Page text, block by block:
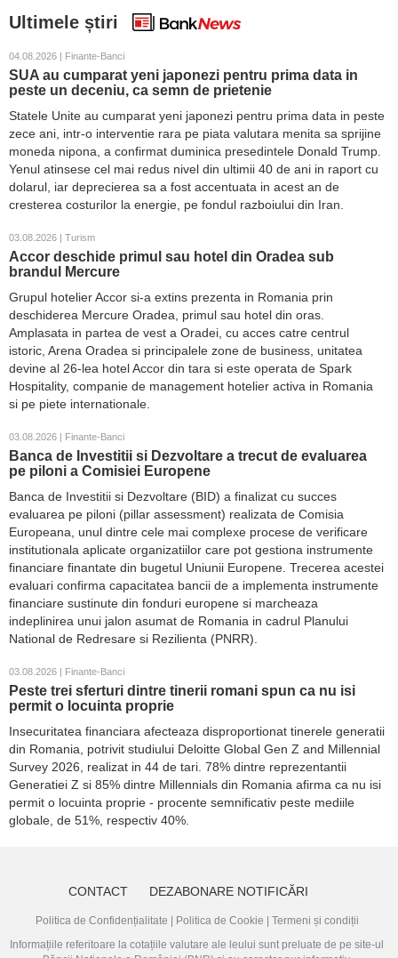
Ultimele știri
04.08.2026 | Finante-Banci
SUA au cumparat yeni japonezi pentru prima data in
peste un deceniu, ca semn de prietenie
Statele Unite au cumparat yeni japonezi pentru prima data in peste
zece ani, intr-o interventie rara pe piata valutara menita sa sprijine
moneda nipona, a confirmat duminica presedintele Donald Trump.
Yenul atinsese cel mai redus nivel din ultimii 40 de ani in raport cu
dolarul, iar deprecierea sa a fost accentuata in acest an de
cresterea costurilor la energie, pe fondul razboiului din Iran.
03.08.2026 | Turism
Accor deschide primul sau hotel din Oradea sub
brandul Mercure
Grupul hotelier Accor si-a extins prezenta in Romania prin
deschiderea Mercure Oradea, primul sau hotel din oras.
Amplasata in partea de vest a Oradei, cu acces catre centrul
istoric, Arena Oradea si principalele zone de business, unitatea
devine al 26-lea hotel Accor din tara si este operata de Spark
Hospitality, companie de management hotelier activa in Romania
si pe piete internationale.
03.08.2026 | Finante-Banci
Banca de Investitii si Dezvoltare a trecut de evaluarea
pe piloni a Comisiei Europene
Banca de Investitii si Dezvoltare (BID) a finalizat cu succes
evaluarea pe piloni (pillar assessment) realizata de Comisia
Europeana, unul dintre cele mai complexe procese de verificare
institutionala aplicate organizatiilor care pot gestiona instrumente
financiare finantate din bugetul Uniunii Europene. Trecerea acestei
evaluari confirma capacitatea bancii de a implementa instrumente
financiare sustinute din fonduri europene si marcheaza
indeplinirea unui jalon asumat de Romania in cadrul Planului
National de Redresare si Rezilienta (PNRR).
03.08.2026 | Finante-Banci
Peste trei sferturi dintre tinerii romani spun ca nu isi
permit o locuinta proprie
Insecuritatea financiara afecteaza disproportionat tinerele generatii
din Romania, potrivit studiului Deloitte Global Gen Z and Millennial
Survey 2026, realizat in 44 de tari. 78% dintre reprezentantii
Generatiei Z si 85% dintre Millennials din Romania afirma ca nu isi
permit o locuinta proprie - procente semnificativ peste mediile
globale, de 51%, respectiv 40%.
CONTACT DEZABONARE NOTIFICĂRI
Politica de Confidențialitate Politica de Cookie
Termeni și condiții
Informațiile referitoare la cotațiile valutare ale leului sunt preluate de pe site-ul